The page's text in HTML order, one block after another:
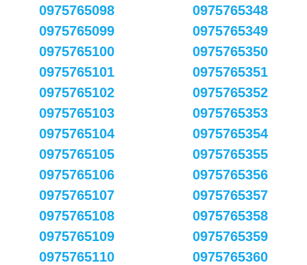
0975765098
0975765099
0975765100
0975765101
0975765102
0975765103
0975765104
0975765105
0975765106
0975765107
0975765108
0975765109
0975765110
0975765348
0975765349
0975765350
0975765351
0975765352
0975765353
0975765354
0975765355
0975765356
0975765357
0975765358
0975765359
0975765360